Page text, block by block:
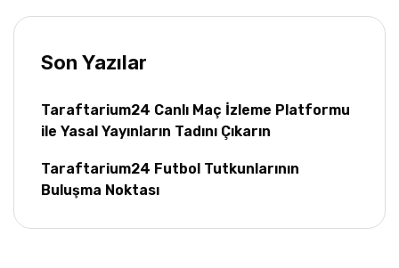
Son Yazılar
Taraftarium24 Canlı Maç İzleme Platformu
ile Yasal Yayınların Tadını Çıkarın
Taraftarium24 Futbol Tutkunlarının
Buluşma Noktası